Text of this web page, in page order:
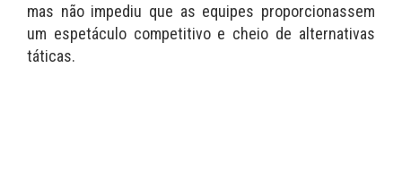
mas não impediu que as equipes proporcionassem
um espetáculo competitivo e cheio de alternativas
táticas.